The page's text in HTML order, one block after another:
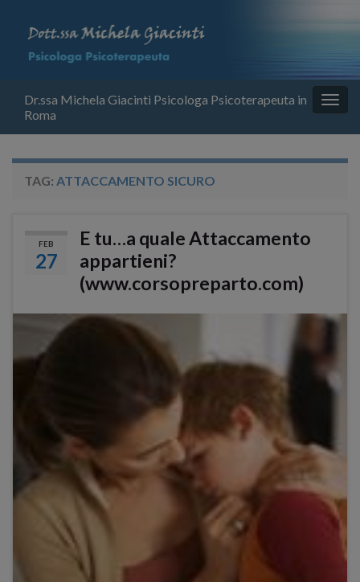
Dr.ssa Michela Giacinti Psicologa Psicoterapeuta in
Roma
TAG: ATTACCAMENTO SICURO
FEB
27
E tu…a quale Attaccamento
appartieni?
(www.corsopreparto.com)